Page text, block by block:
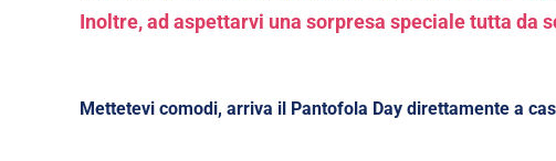
Inoltre, ad aspettarvi una sorpresa speciale tutta da
Mettetevi comodi, arriva il Pantofola Day direttamente a